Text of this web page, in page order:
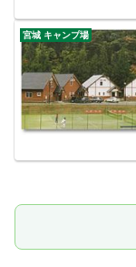
宮城 キャンプ場